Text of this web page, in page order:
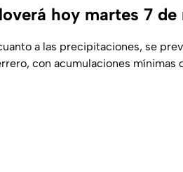
hoy martes 7 de
a las precipitaciones, se
con acumulaciones mínimas